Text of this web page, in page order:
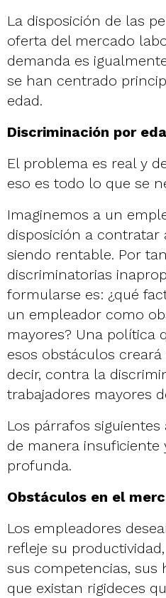
La disposición de las
oferta del mercado
demanda es
se han centrado
edad.
Discriminación por
El problema es real y
eso es todo lo que se
Imaginemos a un
disposición a contratar
siendo rentable. Por
discriminatorias
formularse es: ¿qué
un empleador como
mayores? Una política
esos obstáculos
decir, contra la
trabajadores mayores
Los párrafos
de manera insuficiente
profunda.
Obstáculos en el
Los empleadores
refleje su
sus competencias, sus
que existan rigideces